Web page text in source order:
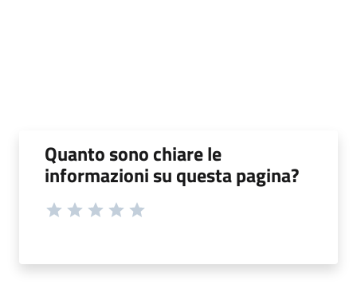
Quanto sono chiare le
informazioni su questa pagina?